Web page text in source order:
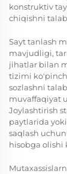
konstruktiv
chiqishni
Sayt tanlash
mavjudligi,
jihatlar bilan
tizimi
sozlashni
muvaffaqiyat
Joylashtirish
paytlarida
saqlash
hisobga olishi